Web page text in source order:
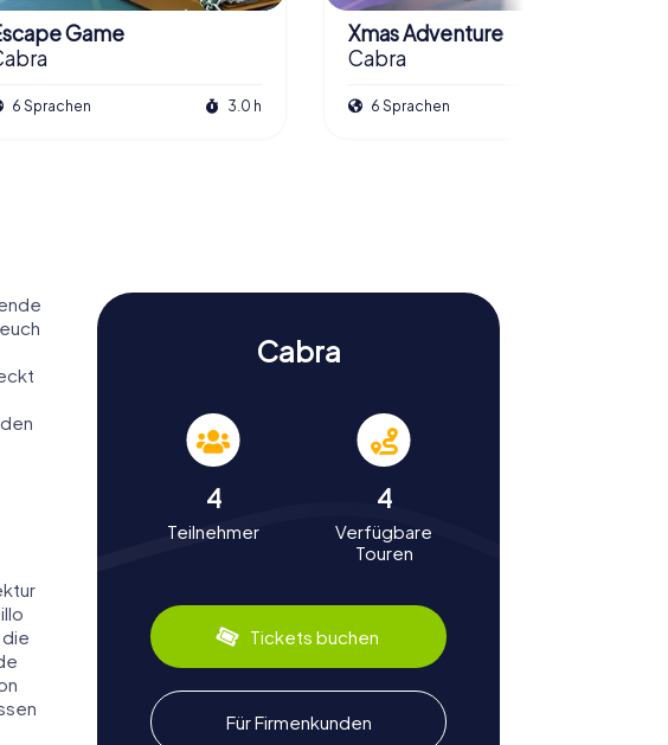
Game
6 Sprachen 3.0 h
Xmas Adventure
Cabra
6 Sprachen
Cabra
4
Teilnehmer
4
Verfügbare
Touren
Tickets buchen
Für Firmenkunden